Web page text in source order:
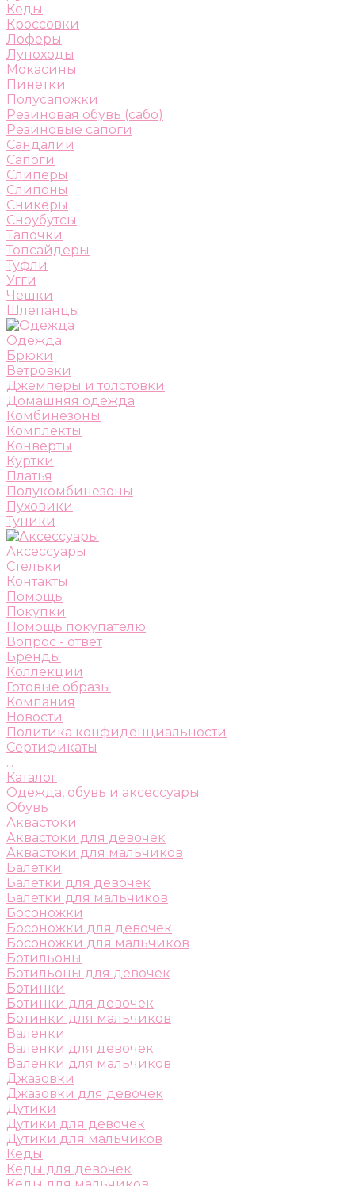
Кеды
Кроссовки
Лоферы
Луноходы
Мокасины
Пинетки
Полусапожки
Резиновая обувь (сабо)
Резиновые сапоги
Сандалии
Сапоги
Слиперы
Слипоны
Сникеры
Сноубутсы
Тапочки
Топсайдеры
Туфли
Угги
Чешки
Шлепанцы
Одежда
Брюки
Ветровки
Джемперы и толстовки
Домашняя одежда
Комбинезоны
Комплекты
Конверты
Куртки
Платья
Полукомбинезоны
Пуховики
Туники
Аксессуары
Стельки
Контакты
Помощь
Покупки
Помощь покупателю
Вопрос - ответ
Бренды
Коллекции
Готовые образы
Компания
Новости
Политика конфиденциальности
Сертификаты
...
Каталог
Одежда, обувь и аксессуары
Обувь
Аквастоки
Аквастоки для девочек
Аквастоки для мальчиков
Балетки
Балетки для девочек
Балетки для мальчиков
Босоножки
Босоножки для девочек
Босоножки для мальчиков
Ботильоны
Ботильоны для девочек
Ботинки
Ботинки для девочек
Ботинки для мальчиков
Валенки
Валенки для девочек
Валенки для мальчиков
Джазовки
Джазовки для девочек
Дутики
Дутики для девочек
Дутики для мальчиков
Кеды
Кеды для девочек